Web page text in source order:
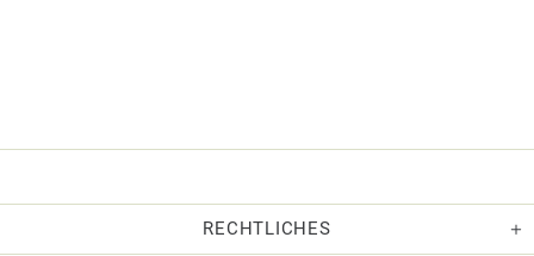
RECHTLICHES